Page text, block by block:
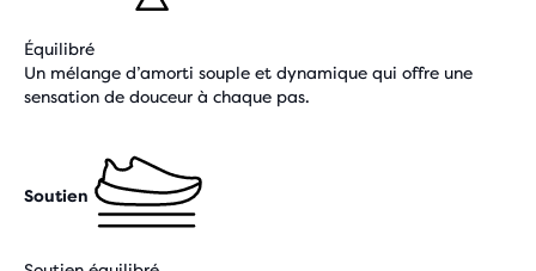
Équilibré
Un mélange d’amorti souple et dynamique qui offre une
sensation de douceur à chaque pas.
Soutien